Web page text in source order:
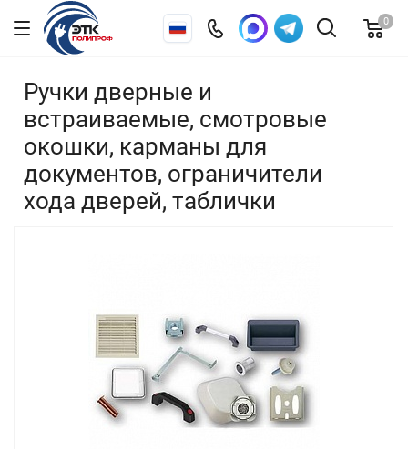
0
Ручки дверные и
встраиваемые, смотровые
окошки, карманы для
документов, ограничители
хода дверей, таблички